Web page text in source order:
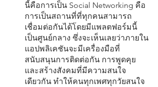
นี้คือการเป็น Social Networking คือ
การเป็นสถานที่ที่ทุกคนสามารถ
เชื่อมต่อกันได้โดยมีแพลตฟอร์มนี้
เป็นศูนย์กลาง ซึ่งจะเห็นเลยว่าภายใน
แอปพลิเคชันจะมีเครื่องมือที่
สนับสนุนการติดต่อกัน การพูดคุย
และสร้างสังคมที่มีความสนใจ
เดียวกัน ทำให้คนทุกเพศทุกวัยสนใจ